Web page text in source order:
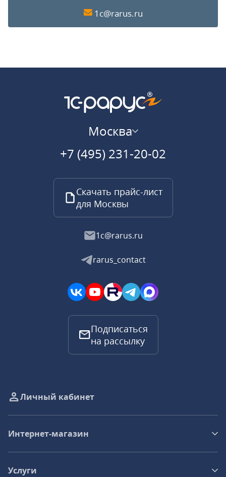
1c@rarus.ru
Москва
+7 (495) 231-20-02
Скачать прайс-лист
для Москвы
1c@rarus.ru
rarus_contact
Подписаться
на рассылку
Личный кабинет
Интернет-магазин
Услуги